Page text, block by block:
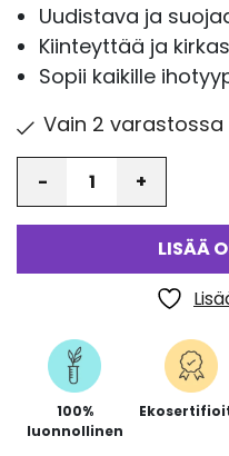
Uudistava ja
Kiinteyttää ja
Sopii kaikille
Vain 2 varastossa
LISÄÄ
100%
luonnollinen